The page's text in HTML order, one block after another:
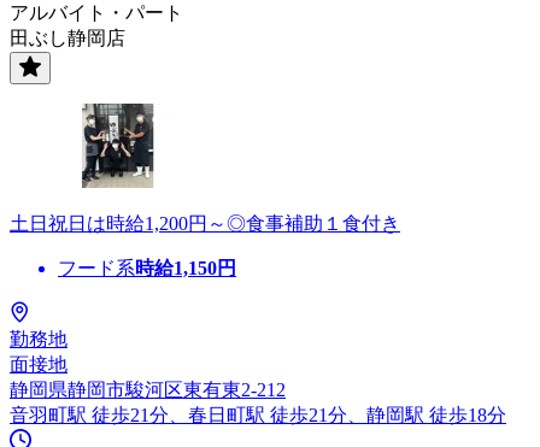
アルバイト・パート
田ぶし静岡店
土日祝日は時給1,200円～◎食事補助１食付き
フード系時給1,150円
勤務地
面接地
静岡県静岡市駿河区東有東2-212
音羽町駅 徒歩21分、春日町駅 徒歩21分、静岡駅 徒歩18分